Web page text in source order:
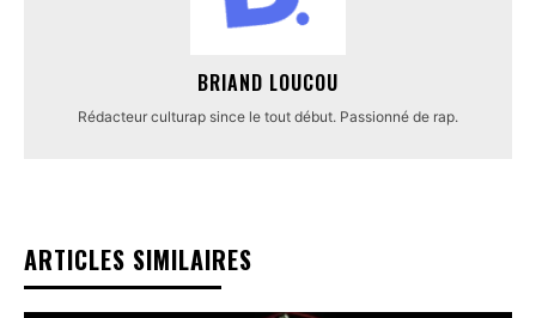
BRIAND LOUCOU
Rédacteur culturap since le tout début. Passionné de rap.
ARTICLES SIMILAIRES